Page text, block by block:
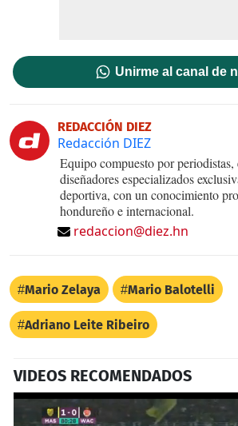
Unirme al canal de
REDACCIÓN DIEZ
Redacción DIEZ
Equipo compuesto por periodistas,
diseñadores especializados
deportiva, con un conocimiento
hondureño e internacional.
redaccion@diez.hn
Mario Zelaya Mario Balotelli
Adriano Leite Ribeiro
VIDEOS RECOMENDADOS